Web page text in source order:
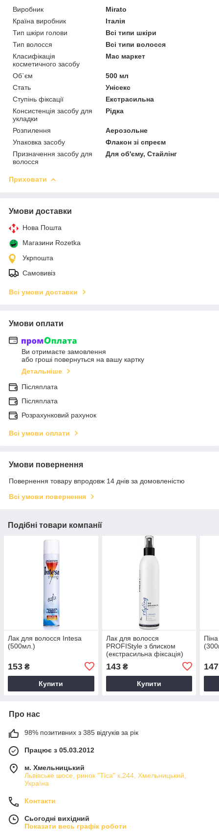
Виробник
Mirato
Країна виробник
Італія
Тип шкіри голови
Всі типи шкіри
Тип волосся
Всі типи волосся
Класифікація
косметичного засобу
Мас маркет
Об`єм
500 мл
Стать
Унісекс
Ступінь фіксації
Екстрасильна
Консистенція засобу для
укладки
Рідка
Розпилення
Аерозольне
Упаковка засобу
Флакон зі спреєм
Призначення засобу для
волосся
Для об'єму, Стайлінг
Приховати
Умови доставки
Нова Пошта
Магазини Rozetka
Укрпошта
Самовивіз
Всі умови доставки
Умови оплати
Ви отримаєте замовлення
або гроші повернуться на вашу картку
Детальніше
Післяплата
Післяплата
Розрахунковий рахунок
Всі умови оплати
Умови повернення
Повернення товару впродовж 14 днів за домовленістю
Всі умови повернення
Подібні товари компанії
Лак для волосся Intesa
(500мл.)
153 ₴
Купити
Лак для волосся
PROFIStyle з блиском
(екстрасильна фіксація)
143₴
Купити
147
Про нас
98% позитивних з 385 відгуків за рік
Працює з 05.03.2012
м. Хмельницький
Львівське шосе, ринок "Тіса" к.244, Хмельницький,
Україна
Контакти
Сьогодні вихідний
Показати весь графік роботи